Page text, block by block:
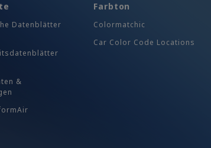
Datenblätter
&
Farbton
Colormatchic
Car Color Code Locations